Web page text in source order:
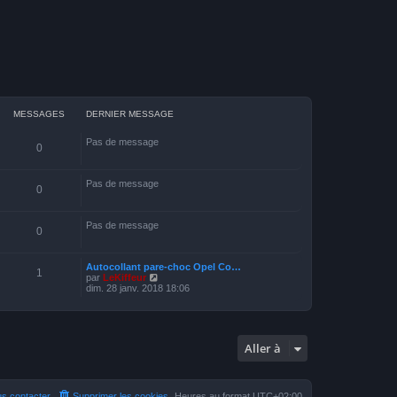
MESSAGES DERNIER MESSAGE
0 Pas de message
0 Pas de message
0 Pas de message
1
Autocollant pare-choc Opel Co…
par LeKiffeur
o
i
e
dim. 28 janv. 2018 18:06
Aller à